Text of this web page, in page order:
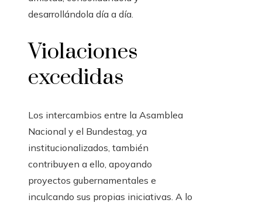
desarrollándola día a día.
Violaciones
excedidas
Los intercambios entre la Asamblea
Nacional y el Bundestag, ya
institucionalizados, también
contribuyen a ello, apoyando
proyectos gubernamentales e
inculcando sus propias iniciativas. A lo